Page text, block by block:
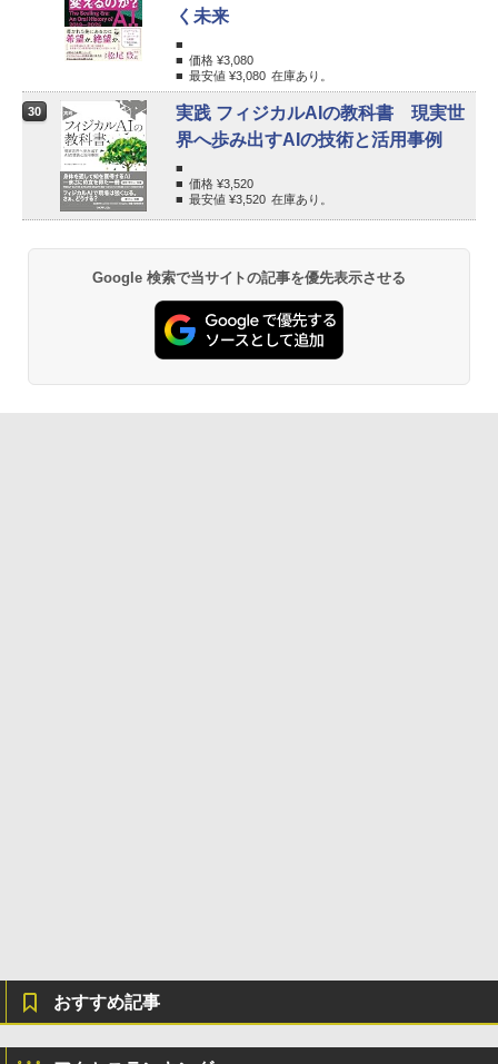
く未来
価格 ¥3,080
最安値 ¥3,080 在庫あり。
30
実践 フィジカルAIの教科書 現実世
界へ歩み出すAIの技術と活用事例
価格 ¥3,520
最安値 ¥3,520 在庫あり。
Google 検索で当サイトの記事を優先表示させる
おすすめ記事